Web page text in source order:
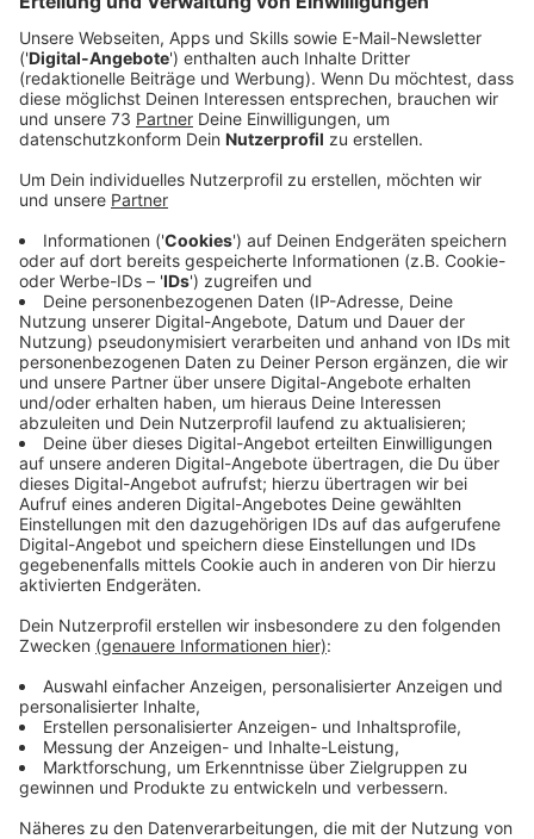
Das Land NRW hat am Montag (22. Mai) mitgeteilt,
dass man fünf Schwimmcontainer kaufen will.
"Narwali" heißen sie und sollen dafür sorgen, dass mehr
weniger Kinder können in unserem Land richtig
schwimmen. Oft liegt es daran, dass Schwimmbäder
aus finanziellen Gründen geschlossen werden mussten.
Anzeige
Anzeige
Schwimmcontainer auf Schulhöfen oder
Rathausvorplätzen
Anzeige
Wo diese "Narwalis" bald stehen, ist an sich egal.
Schließlich soll ein solcher Schwimmcontainer an ganz
an Schulhöfen, Rathausvorplätzen oder
Fußgängerzonen. Die Entscheidung treffen final die
zuständigen Partner vor Ort in den fünf
Regierungsbezirken Arnsberg, Detmold, Düsseldorf,
Köln und Münster. Diese Partner sind entweder